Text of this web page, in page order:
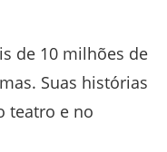
de 10 milhões de
Suas histórias
teatro e no